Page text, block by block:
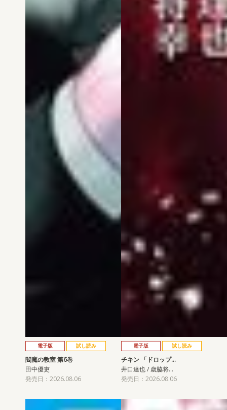
電子版 試し読み
閻魔の教室 第6巻
田中優吏
発売日：2026.08.06
電子版 試し読み
チキン 「ドロップ…
井口達也 / 歳脇将…
発売日：2026.08.06